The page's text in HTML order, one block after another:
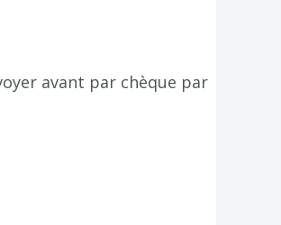
avant par chèque par